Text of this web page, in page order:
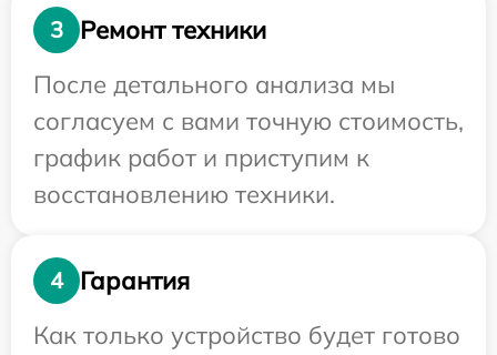
3
Ремонт техники
После детального анализа мы
согласуем с вами точную стоимость,
график работ и приступим к
восстановлению техники.
4
Гарантия
Как только устройство будет готово